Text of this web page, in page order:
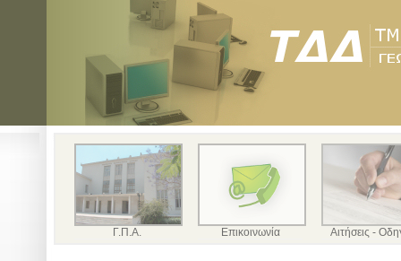
Γ.Π.Α. Επικοινωνία Αιτήσεις -